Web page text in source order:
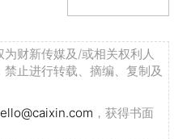
财新传媒及/或相关权利人
止进行转载、摘编、复制及
，获得书面